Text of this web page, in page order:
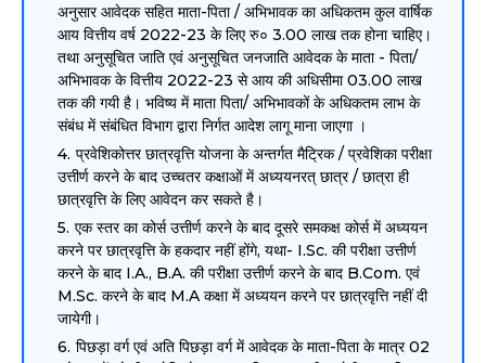
अनुसार आवेदक सहित माता-पिता / अभिभावक का अधिकतम कुल वार्षिक
आय वित्तीय वर्ष 2022-23 के लिए रु० 3.00 लाख तक होना चाहिए।
तथा अनुसूचित जाति एवं अनुसूचित जनजाति आवेदक के माता - पिता/
अभिभावक के वित्तीय 2022-23 से आय की अधिसीमा 03.00 लाख
तक की गयी है। भविष्य में माता पिता/ अभिभावकों के अधिकतम लाभ के
संबंध में संबंधित विभाग द्वारा निर्गत आदेश लागू माना जाएगा ।
प्रवेशिकोत्तर छात्रवृत्ति योजना के अन्तर्गत मैट्रिक / प्रवेशिका परीक्षा
उत्तीर्ण करने के बाद उच्चतर कक्षाओं में अध्ययनरत् छात्र / छात्रा ही
छात्रवृत्ति के लिए आवेदन कर सकते है।
एक स्तर का कोर्स उत्तीर्ण करने के बाद दूसरे समकक्ष कोर्स में अध्ययन
करने पर छात्रवृत्ति के हकदार नहीं होंगे, यथा- I.Sc. की परीक्षा उत्तीर्ण
करने के बाद I.A., B.A. की परीक्षा उत्तीर्ण करने के बाद B.Com. एवं
M.Sc. करने के बाद M.A कक्षा में अध्ययन करने पर छात्रवृत्ति नहीं दी
जायेगी।
पिछड़ा वर्ग एवं अति पिछड़ा वर्ग में आवेदक के माता-पिता के मात्र 02